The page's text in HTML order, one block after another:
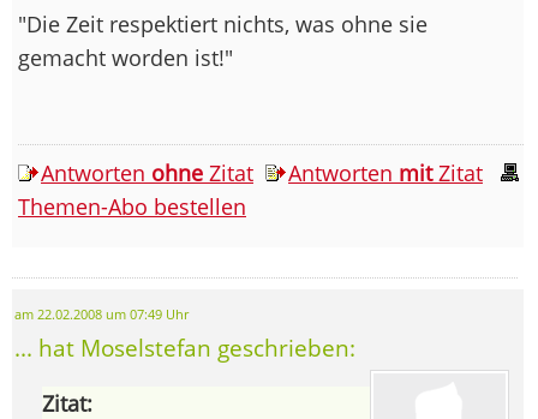
"Die Zeit respektiert nichts, was ohne sie
gemacht worden ist!"
Antworten ohne Zitat Antworten mitZitat
Themen-Abo bestellen
am 22.02.2008 um 07:49 Uhr
... hat Moselstefan geschrieben:
Zitat: